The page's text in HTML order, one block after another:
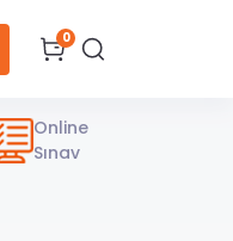
0
Online
Sınav